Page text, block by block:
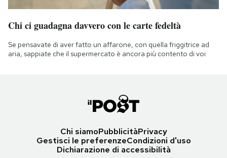
Chi ci guadagna davvero con le carte fedeltà
Se pensavate di aver fatto un affarone, con quella friggitrice ad
aria, sappiate che il supermercato è ancora più contento di voi
Chi siamoPubblicitàPrivacy
Gestisci le preferenzeCondizioni d'uso
Dichiarazione di accessibilità